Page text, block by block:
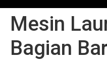
Mesin
Bagian